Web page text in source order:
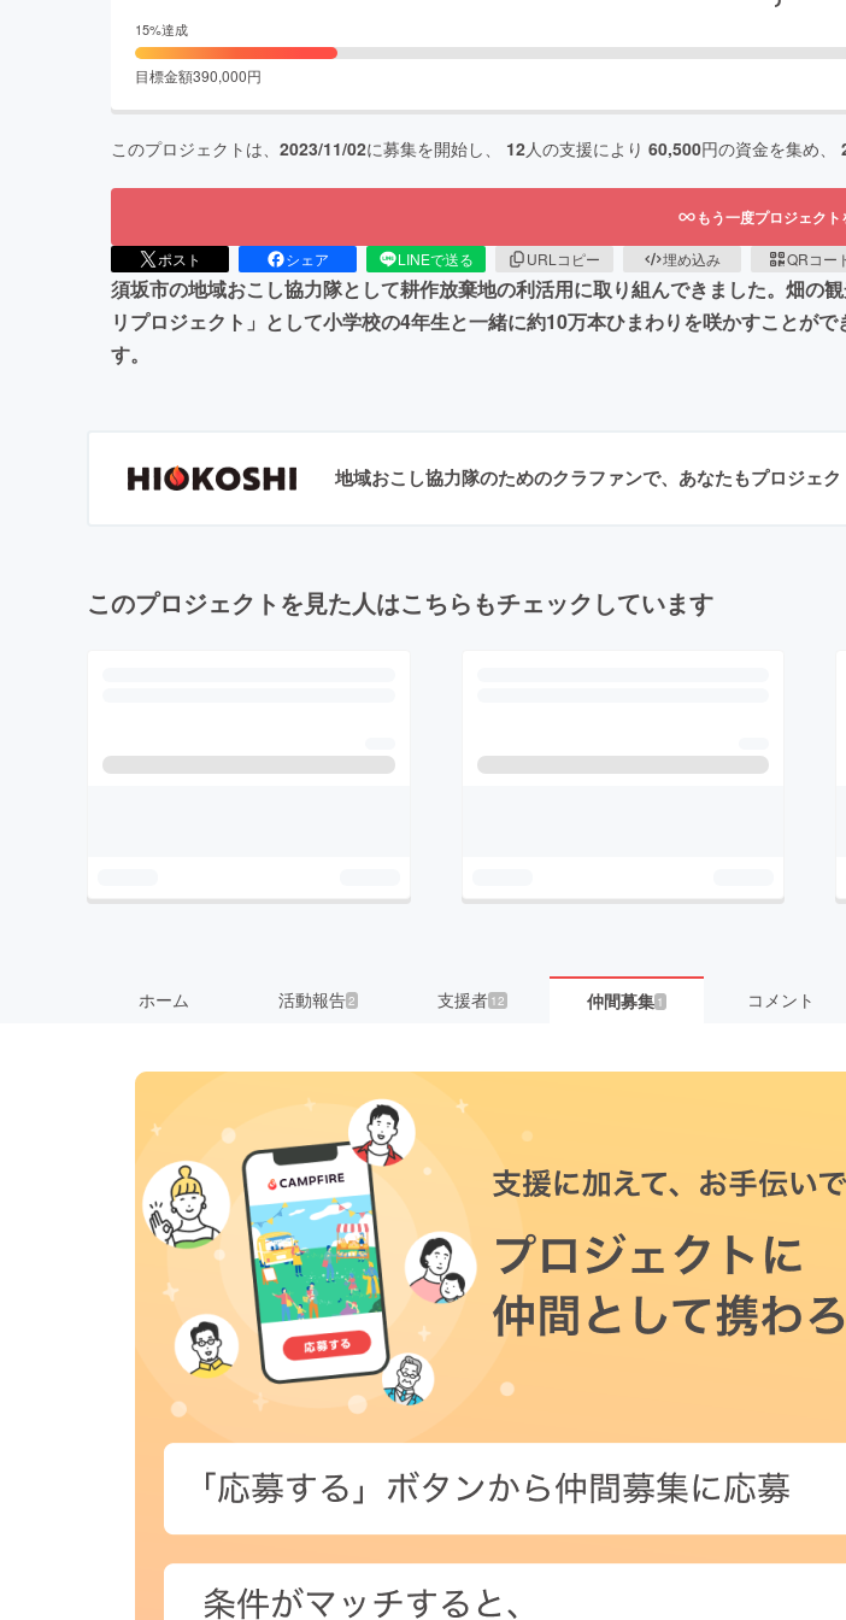
15%達成
目標金額390,000円
このプロジェクトは、 2023/11/02に募集を開始し、 12人の支援により 60,500円の資金を集め、
もう一度プロジェク
ポスト シェア LINEで送る URLコピー 埋め込み QRコー
須坂市の地域おこし協力隊として耕作放棄地の利活用に取り組んできました。畑
リプロジェクト」として小学校の4年生と一緒に約10万本ひまわりを咲かすことが
す。
地域おこし協力隊のためのクラファンで、あなたもプロジェ
このプロジェクトを見た人はこちらもチェックしています
ホーム 活動報告 2 支援者 12 仲間募集 1 コメント